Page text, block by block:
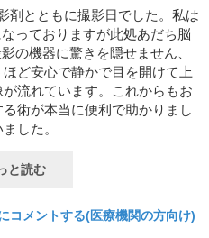
剤とともに撮影日でした。私は
っておりますが此処あだち脳
の機器に驚きを隠せません、
ど安心で静かで目を開けて上
流れています。これからもお
術が本当に便利で助かりまし
した。
と読む
コメントする(医療機関の方向け)